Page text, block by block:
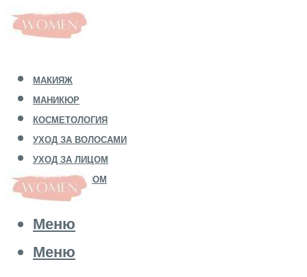
МАКИЯЖ
МАНИКЮР
КОСМЕТОЛОГИЯ
УХОД ЗА ВОЛОСАМИ
УХОД ЗА ЛИЦОМ
УХОД ЗА ТЕЛОМ
Меню
Меню